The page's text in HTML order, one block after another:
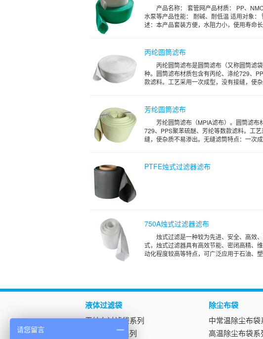
产品名称： 套管网产品材质： PP、
水泵等产品性能： 耐碱、耐低温 适用对象：
述：本产品套装方便，水阻力小，使用寿命
丙纶圆筒滤布
丙纶圆筒滤布是圆筒滤布（又称圆筒滤
种。圆筒滤布材质包含有丙纶、涤纶729、
款滤料。工艺采用一次成型，没有接缝，使
芳纶圆筒滤布
芳纶圆筒滤布（MPIA滤布）。圆筒滤布
729、PPS聚苯硫醚、芳纶等数款滤料。工
缝，使杂质不易渗出。无缝滤筒特点：一次
PTFE烛式过滤器滤布
750A烛式过滤器滤布
烛式过滤是一种较为先进、安全、高效
式，烛式过滤器具有高效节能、密闭高精、
动化程度较高等特点，可广泛应用于石油、
液体过滤袋
无纺布过滤袋系列
尼龙过滤袋系列
除尘布袋
中常温除尘布袋
高温除尘布袋系
请您留言